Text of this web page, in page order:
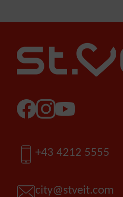
FacebookInstagramYouTube
Telefon
+43 4212 5555
E-Mail
city@stveit.com